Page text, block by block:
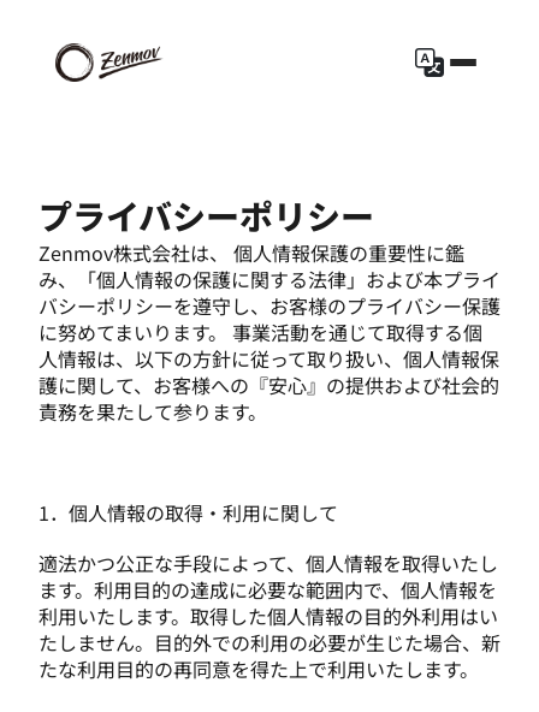
プライバシーポリシー
Zenmov株式会社は、 個人情報保護の重要性に鑑
み、「個人情報の保護に関する法律」および本プライ
バシーポリシーを遵守し、お客様のプライバシー保護
に努めてまいります。 事業活動を通じて取得する個
人情報は、以下の方針に従って取り扱い、個人情報保
護に関して、お客様への『安心』の提供および社会的
責務を果たして参ります。
1．個人情報の取得・利用に関して
適法かつ公正な手段によって、個人情報を取得いたし
ます。利用目的の達成に必要な範囲内で、個人情報を
利用いたします。取得した個人情報の目的外利用はい
たしません。目的外での利用の必要が生じた場合、新
たな利用目的の再同意を得た上で利用いたします。